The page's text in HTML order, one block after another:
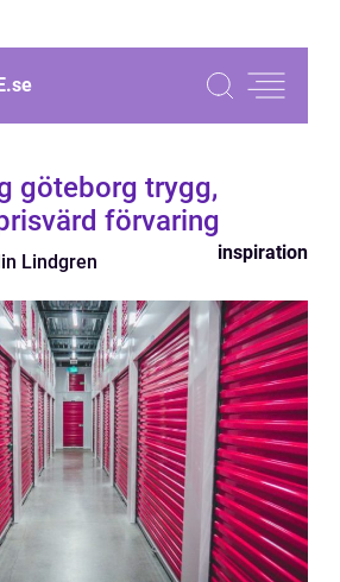
se
göteborg trygg,
förvaring
Lindgren inspiration